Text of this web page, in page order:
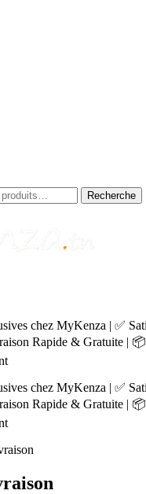
Recherche
chez MyKenza | ✅
Rapide & Gratuite |
chez MyKenza | ✅
Rapide & Gratuite |